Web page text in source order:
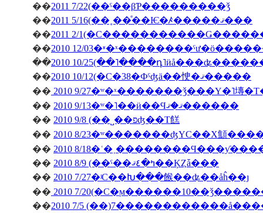
��2011 7/22(��ˤ��βƤ���������ǯ
��
2011 5/16(��˳��ͤ��Ѥ�ꤴ�����ޤ���
��
��
��2010 10/
��
2010 10/12(�С�38�Фˤʤä��㤤�ޤ�����
�� 2010 9/27�ʷ�ˣ�������ǯ���Υ�˥塼
��
2010 9/13�ʷ�˥��ӥ��Ϥޤ�ޤ������
��
2010 9/8 (��˽��פʤ��Τ餻
�� 2010 8/23�ʷ�������ʤΥС��Х顦
�� 2010 8/
��
2010 8/9 (��ˤ��ߤ�٤ޤ��ĶȤǡ���
�� 2010 7/27�ʲС��Խ���餱��ʥ��åĥ��ȷ
�� 2010 7/
��2010 7/5